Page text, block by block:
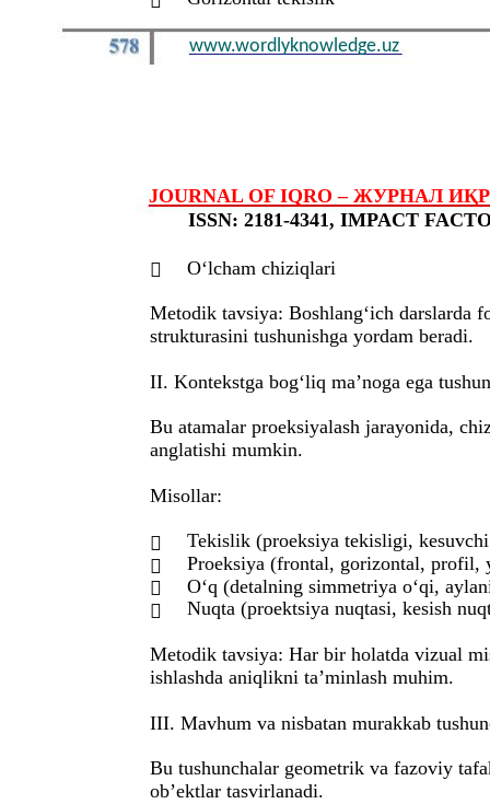
www.wordlyknowledge.uz
JOURNAL OF IQRO – ЖУРНАЛ ИҚРО
ISSN: 2181-4341, IMPACT
 O‘lcham chiziqlari
Metodik tavsiya: Boshlang‘ich darslarda
strukturasini tushunishga yordam beradi.
II. Kontekstga bog‘liq ma’noga ega
Bu atamalar proeksiyalash jarayonida,
anglatishi mumkin.
Misollar:

Tekislik (proeksiya tekisligi,

Proeksiya (frontal, gorizontal, profil,

O‘q (detalning simmetriya o‘qi,

Nuqta (proektsiya nuqtasi, kesish
Metodik tavsiya: Har bir holatda vizual
ishlashda aniqlikni ta’minlash muhim.
III. Mavhum va nisbatan murakkab
Bu tushunchalar geometrik va fazoviy
ob’ektlar tasvirlanadi.